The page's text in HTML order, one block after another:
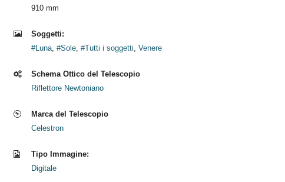
910 mm
Soggetti:
#Luna, #Sole, #Tutti i soggetti, Venere
Schema Ottico del Telescopio
Riflettore Newtoniano
Marca del Telescopio
Celestron
Tipo Immagine:
Digitale